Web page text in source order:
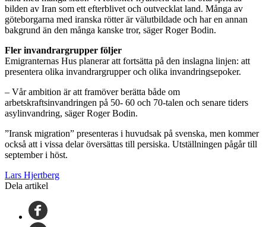
bilden av Iran som ett efterblivet och outvecklat land. Många av
göteborgarna med iranska rötter är välutbildade och har en annan
bakgrund än den många kanske tror, säger Roger Bodin.
Fler invandrargrupper följer
Emigranternas Hus planerar att fortsätta på den inslagna linjen: att
presentera olika invandrargrupper och olika invandringsepoker.
– Vår ambition är att framöver berätta både om
arbetskraftsinvandringen på 50- 60 och 70-talen och senare tiders
asylinvandring, säger Roger Bodin.
”Iransk migration” presenteras i huvudsak på svenska, men kommer
också att i vissa delar översättas till persiska. Utställningen pågår till
september i höst.
Lars Hjertberg
Dela artikel